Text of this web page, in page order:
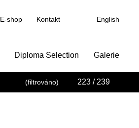
E-shop Kontakt English
Diploma Selection Galerie
(filtrováno) 223 / 239